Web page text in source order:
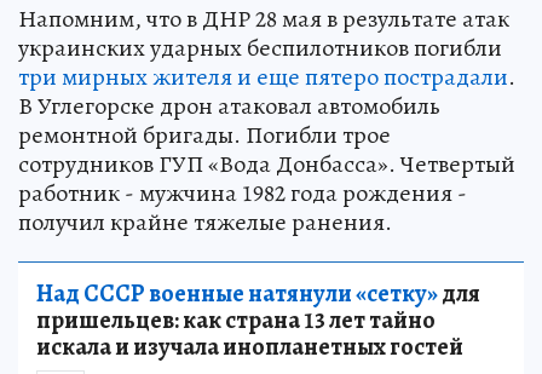
Напомним, что в ДНР 28 мая в результате атак
украинских ударных беспилотников погибли
три мирных жителя и еще пятеро пострадали.
В Углегорске дрон атаковал автомобиль
ремонтной бригады. Погибли трое
сотрудников ГУП «Вода Донбасса». Четвертый
работник - мужчина 1982 года рождения -
получил крайне тяжелые ранения.
Над СССР военные натянули «сетку»для
пришельцев: как страна 13 лет тайно
искала и изучала инопланетных гостей